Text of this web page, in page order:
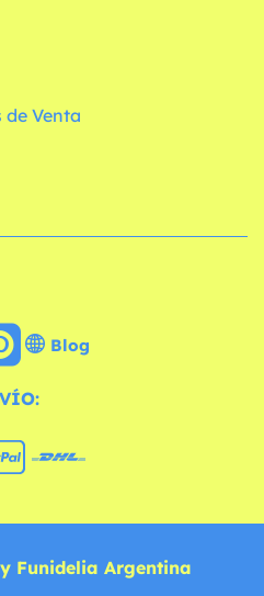
de Venta
Blog
Funidelia Argentina